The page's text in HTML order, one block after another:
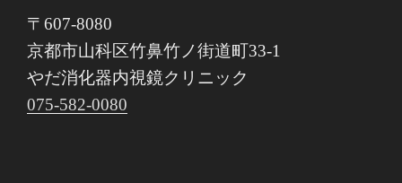
〒607-8080
京都市山科区竹鼻竹ノ街道町33-1
やだ消化器内視鏡クリニック
075-582-0080